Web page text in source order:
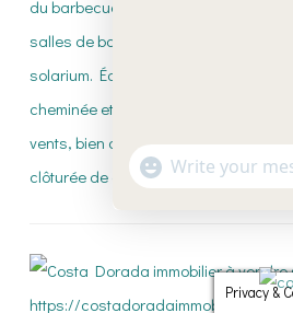
Privacy &
WhatsApp